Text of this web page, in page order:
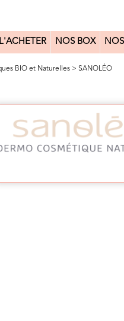
L'ACHETER NOS BOX
0
BIO et Naturelles > SANOLÉO